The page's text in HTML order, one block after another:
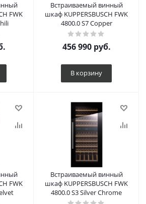
FWK
Встраиваемый винный
шкаф KUPPERSBUSCH FWK
4800.0 S7 Copper
456 990руб.
В корзину
FWK
Встраиваемый винный
шкаф KUPPERSBUSCH FWK
4800.0 S3 Silver Chrome